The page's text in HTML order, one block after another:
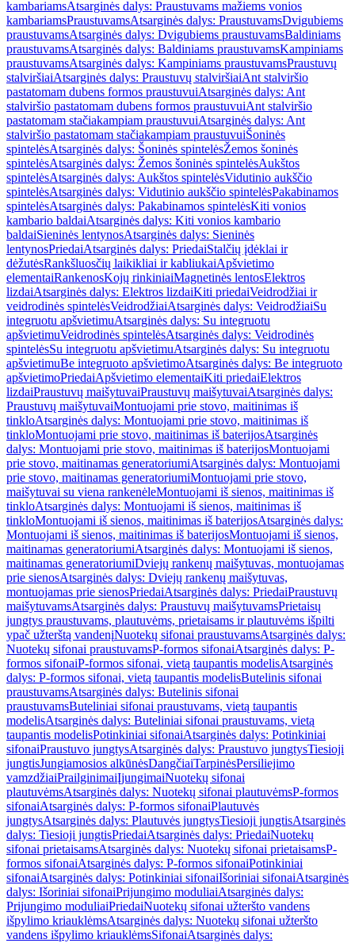
kambariamsAtsarginės dalys: Praustuvams mažiems vonios
kambariamsPraustuvamsAtsarginės dalys: PraustuvamsDvigubiems
praustuvamsAtsarginės dalys: Dvigubiems praustuvamsBaldiniams
praustuvamsAtsarginės dalys: Baldiniams praustuvamsKampiniams
praustuvamsAtsarginės dalys: Kampiniams praustuvamsPraustuvų
stalviršiaiAtsarginės dalys: Praustuvų stalviršiaiAnt stalviršio
pastatomam dubens formos praustuvuiAtsarginės dalys: Ant
stalviršio pastatomam dubens formos praustuvuiAnt stalviršio
pastatomam stačiakampiam praustuvuiAtsarginės dalys: Ant
stalviršio pastatomam stačiakampiam praustuvuiŠoninės
spintelėsAtsarginės dalys: Šoninės spintelėsŽemos šoninės
spintelėsAtsarginės dalys: Žemos šoninės spintelėsAukštos
spintelėsAtsarginės dalys: Aukštos spintelėsVidutinio aukščio
spintelėsAtsarginės dalys: Vidutinio aukščio spintelėsPakabinamos
spintelėsAtsarginės dalys: Pakabinamos spintelėsKiti vonios
kambario baldaiAtsarginės dalys: Kiti vonios kambario
baldaiSieninės lentynosAtsarginės dalys: Sieninės
lentynosPriedaiAtsarginės dalys: PriedaiStalčių įdėklai ir
dėžutėsRankšluosčių laikikliai ir kabliukaiApšvietimo
elementaiRankenosKojų rinkiniaiMagnetinės lentosElektros
lizdaiAtsarginės dalys: Elektros lizdaiKiti priedaiVeidrodžiai ir
veidrodinės spintelėsVeidrodžiaiAtsarginės dalys: VeidrodžiaiSu
integruotu apšvietimuAtsarginės dalys: Su integruotu
apšvietimuVeidrodinės spintelėsAtsarginės dalys: Veidrodinės
spintelėsSu integruotu apšvietimuAtsarginės dalys: Su integruotu
apšvietimuBe integruoto apšvietimoAtsarginės dalys: Be integruoto
apšvietimoPriedaiApšvietimo elementaiKiti priedaiElektros
lizdaiPraustuvų maišytuvaiPraustuvų maišytuvaiAtsarginės dalys:
Praustuvų maišytuvaiMontuojami prie stovo, maitinimas iš
tinkloAtsarginės dalys: Montuojami prie stovo, maitinimas iš
tinkloMontuojami prie stovo, maitinimas iš baterijosAtsarginės
dalys: Montuojami prie stovo, maitinimas iš baterijosMontuojami
prie stovo, maitinamas generatoriumiAtsarginės dalys: Montuojami
prie stovo, maitinamas generatoriumiMontuojami prie stovo,
maišytuvai su viena rankenėleMontuojami iš sienos, maitinimas iš
tinkloAtsarginės dalys: Montuojami iš sienos, maitinimas iš
tinkloMontuojami iš sienos, maitinimas iš baterijosAtsarginės dalys:
Montuojami iš sienos, maitinimas iš baterijosMontuojami iš sienos,
maitinamas generatoriumiAtsarginės dalys: Montuojami iš sienos,
maitinamas generatoriumiDviejų rankenų maišytuvas, montuojamas
prie sienosAtsarginės dalys: Dviejų rankenų maišytuvas,
montuojamas prie sienosPriedaiAtsarginės dalys: PriedaiPraustuvų
maišytuvamsAtsarginės dalys: Praustuvų maišytuvamsPrietaisų
jungtys praustuvams, plautuvėms, prietaisams ir plautuvėms išpilti
ypač užterštą vandenįNuotekų sifonai praustuvamsAtsarginės dalys:
Nuotekų sifonai praustuvamsP-formos sifonaiAtsarginės dalys: P-
formos sifonaiP-formos sifonai, vietą taupantis modelisAtsarginės
dalys: P-formos sifonai, vietą taupantis modelisButelinis sifonai
praustuvamsAtsarginės dalys: Butelinis sifonai
praustuvamsButeliniai sifonai praustuvams, vietą taupantis
modelisAtsarginės dalys: Buteliniai sifonai praustuvams, vietą
taupantis modelisPotinkiniai sifonaiAtsarginės dalys: Potinkiniai
sifonaiPraustuvo jungtysAtsarginės dalys: Praustuvo jungtysTiesioji
jungtisJungiamosios alkūnėsDangčiaiTarpinėsPersiliejimo
vamzdžiaiPrailginimaiĮjungimaiNuotekų sifonai
plautuvėmsAtsarginės dalys: Nuotekų sifonai plautuvėmsP-formos
sifonaiAtsarginės dalys: P-formos sifonaiPlautuvės
jungtysAtsarginės dalys: Plautuvės jungtysTiesioji jungtisAtsarginės
dalys: Tiesioji jungtisPriedaiAtsarginės dalys: PriedaiNuotekų
sifonai prietaisamsAtsarginės dalys: Nuotekų sifonai prietaisamsP-
formos sifonaiAtsarginės dalys: P-formos sifonaiPotinkiniai
sifonaiAtsarginės dalys: Potinkiniai sifonaiIšoriniai sifonaiAtsarginės
dalys: Išoriniai sifonaiPrijungimo moduliaiAtsarginės dalys:
Prijungimo moduliaiPriedaiNuotekų sifonai užteršto vandens
išpylimo kriauklėmsAtsarginės dalys: Nuotekų sifonai užteršto
vandens išpylimo kriauklėmsSifonaiAtsarginės dalys: